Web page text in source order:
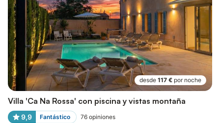
desde 117 € por noche
Villa 'Ca Na Rossa' con piscina y vistas montaña
9,9 Fantástico 76 opiniones